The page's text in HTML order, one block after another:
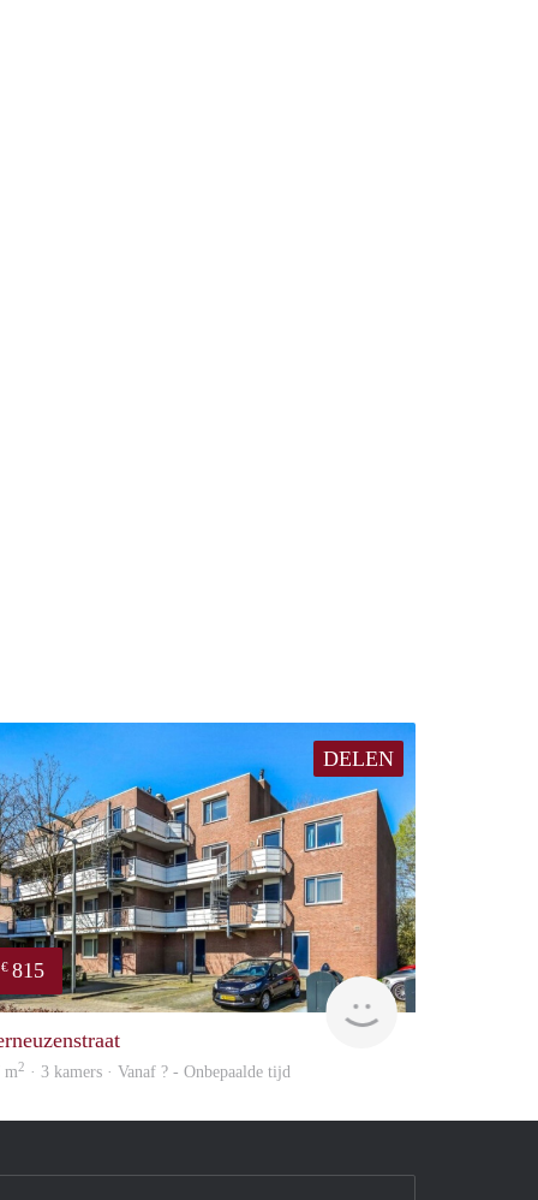
DELEN
€ 815
Woning
m2 · 3 kamers · Vanaf ? - Onbepaalde tijd